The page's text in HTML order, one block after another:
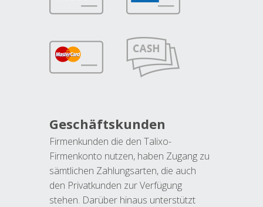
Geschäftskunden
Firmenkunden die den Talixo-
Firmenkonto nutzen, haben Zugang zu
sämtlichen Zahlungsarten, die auch
den Privatkunden zur Verfügung
stehen. Darüber hinaus unterstützt